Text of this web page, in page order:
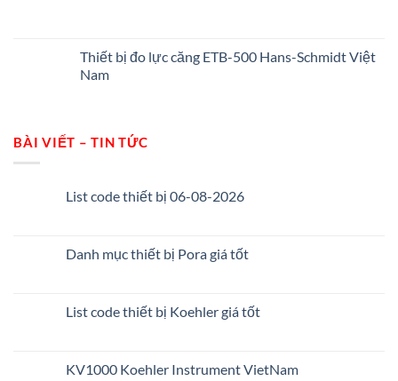
Thiết bị đo lực căng ETB-500 Hans-Schmidt Việt
Nam
BÀI VIẾT – TIN TỨC
List code thiết bị 06-08-2026
Danh mục thiết bị Pora giá tốt
List code thiết bị Koehler giá tốt
KV1000 Koehler Instrument VietNam